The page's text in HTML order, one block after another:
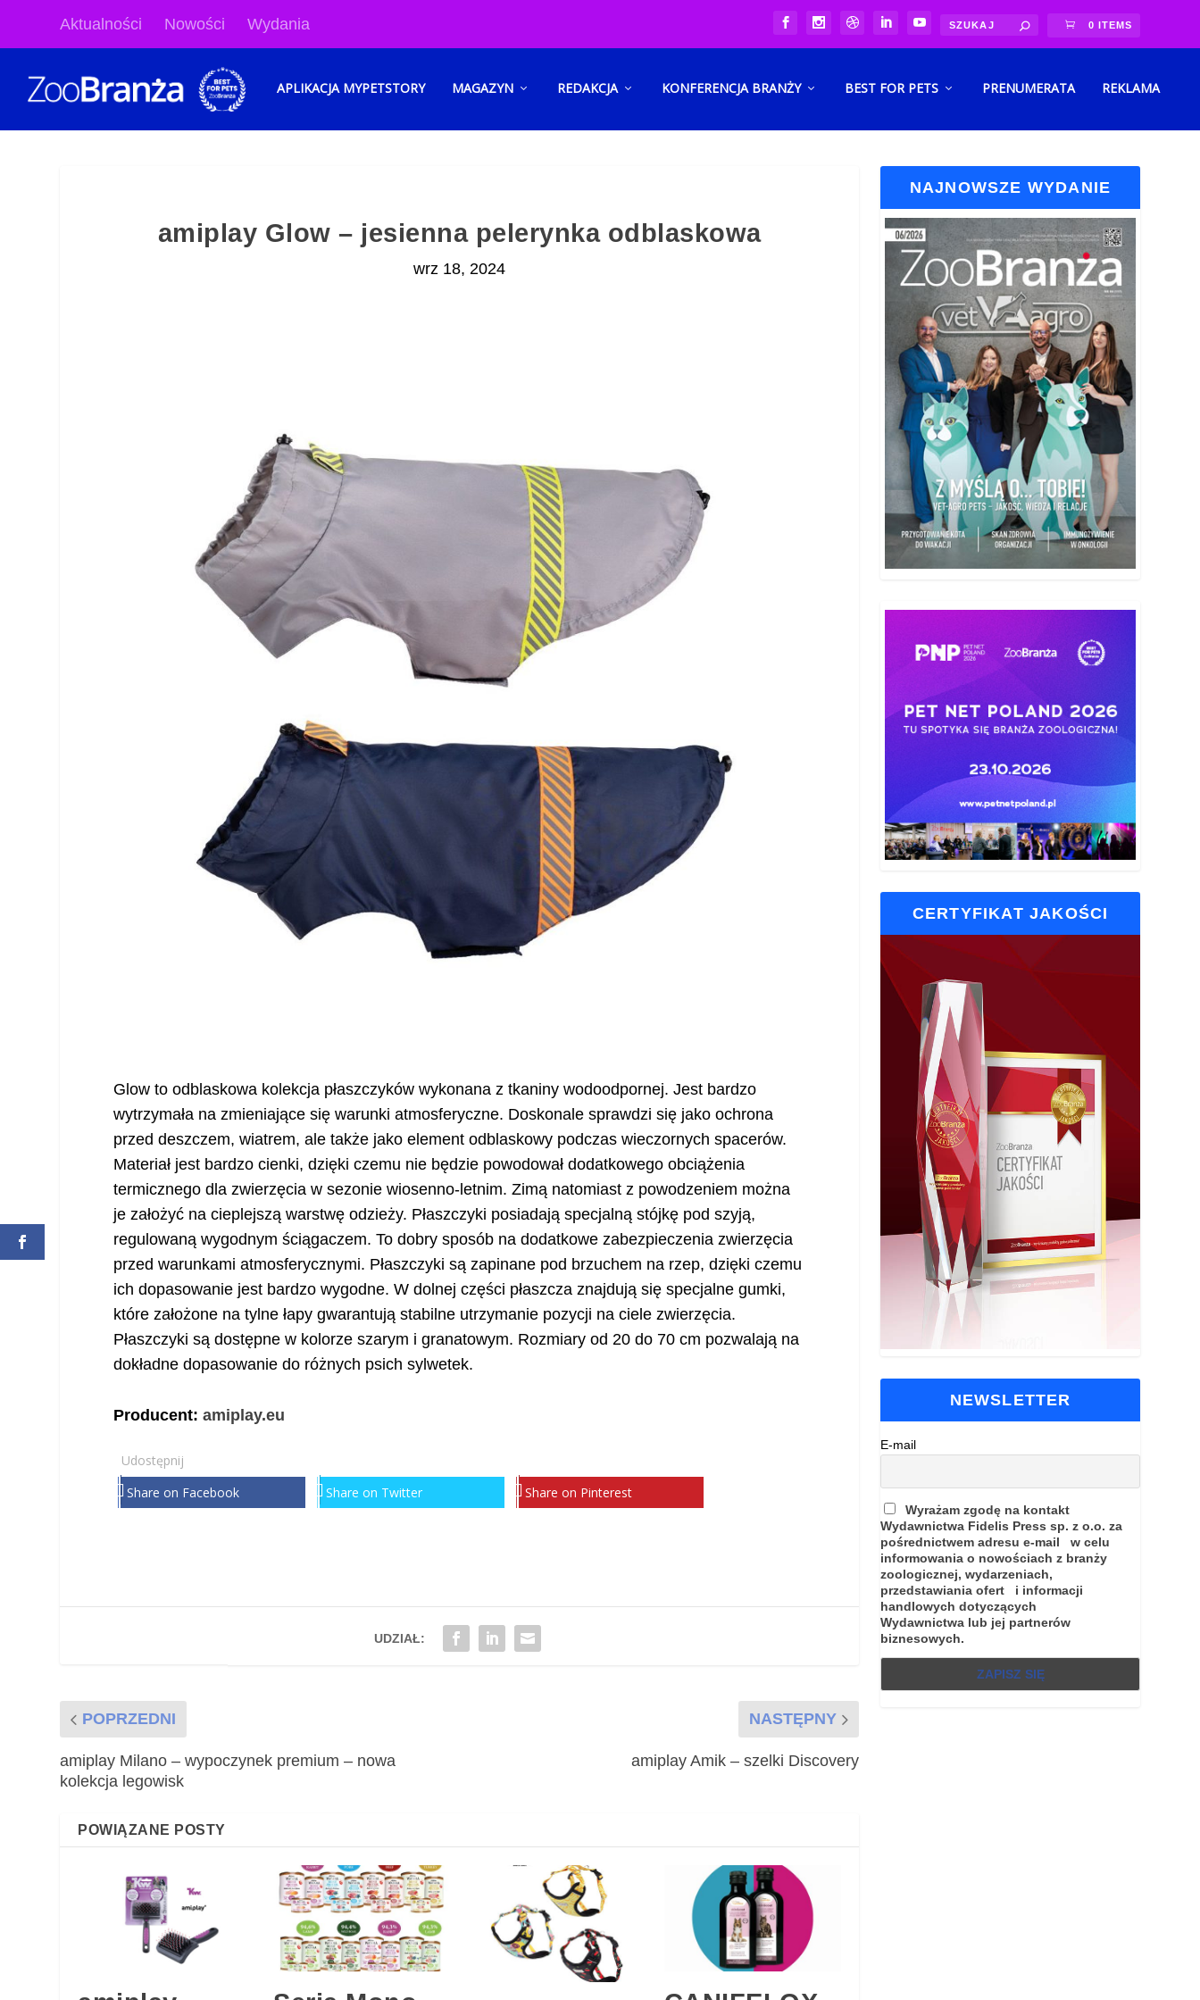
Aktualności Nowości Wydania 0 ITEMS
APLIKACJA MYPETSTORY MAGAZYN REDAKCJA KONFERENCJA BRANŻY BEST FOR PETS PRENUMERATA REKLAMA
amiplay Glow – jesienna pelerynka odblaskowa
wrz 18, 2024
Glow to odblaskowa kolekcja płaszczyków wykonana z tkaniny wodoodpornej. Jest bardzo
wytrzymała na zmieniające się warunki atmosferyczne. Doskonale sprawdzi się jako ochrona
przed deszczem, wiatrem, ale także jako element odblaskowy podczas wieczornych spacerów.
Materiał jest bardzo cienki, dzięki czemu nie będzie powodował dodatkowego obciążenia
termicznego dla zwierzęcia w sezonie wiosenno-letnim. Zimą natomiast z powodzeniem można
je założyć na cieplejszą warstwę odzieży. Płaszczyki posiadają specjalną stójkę pod szyją,
regulowaną wygodnym ściągaczem. To dobry sposób na dodatkowe zabezpieczenia zwierzęcia
przed warunkami atmosferycznymi. Płaszczyki są zapinane pod brzuchem na rzep, dzięki czemu
ich dopasowanie jest bardzo wygodne. W dolnej części płaszcza znajdują się specjalne gumki,
które założone na tylne łapy gwarantują stabilne utrzymanie pozycji na ciele zwierzęcia.
Płaszczyki są dostępne w kolorze szarym i granatowym. Rozmiary od 20 do 70 cm pozwalają na
dokładne dopasowanie do różnych psich sylwetek.
Producent:amiplay.eu
Udostępnij
Share on Facebook
Share on Twitter Share on Pinterest
UDZIAŁ:
POPRZEDNI
amiplay Milano – wypoczynek premium – nowa
kolekcja legowisk
NASTĘPNY
amiplay Amik – szelki Discovery
POWIĄZANE POSTY
NAJNOWSZE WYDANIE
CERTYFIKAT JAKOŚCI
NEWSLETTER
E-mail
Wyrażam zgodę na kontakt
Wydawnictwa Fidelis Press sp. z o.o. za
pośrednictwem adresu e-mail w celu
informowania o nowościach z branży
zoologicznej, wydarzeniach,
przedstawiania ofert i informacji
handlowych dotyczących
Wydawnictwa lub jej partnerów
biznesowych.